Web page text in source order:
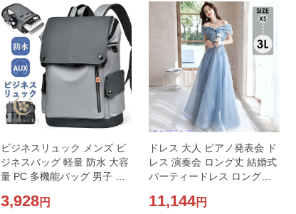
ビジネスリュック メンズ ビ
ジネスバッグ 軽量 防水 大容
量 PC 多機能バッグ 男子 US
ック パソコン PCバック ケ
3,928円
ドレス 大人 ピアノ発表会 ド
レス 演奏会 ロング丈 結婚式
パーティードレス ロングド
感 上品
11,144円